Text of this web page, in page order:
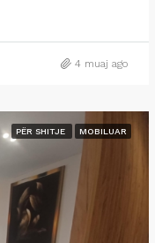
4 muaj ago
PËR SHITJE MOBILUAR